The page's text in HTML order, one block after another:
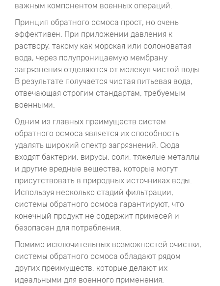
важным компонентом военных операций.
Принцип обратного осмоса прост, но очень
эффективен. При приложении давления к
раствору, такому как морская или солоноватая
вода, через полупроницаемую мембрану
загрязнения отделяются от молекул чистой воды.
В результате получается чистая питьевая вода,
отвечающая строгим стандартам, требуемым
военными.
Одним из главных преимуществ систем
обратного осмоса является их способность
удалять широкий спектр загрязнений. Сюда
входят бактерии, вирусы, соли, тяжелые металлы
и другие вредные вещества, которые могут
присутствовать в природных источниках воды.
Используя несколько стадий фильтрации,
системы обратного осмоса гарантируют, что
конечный продукт не содержит примесей и
безопасен для потребления.
Помимо исключительных возможностей очистки,
системы обратного осмоса обладают рядом
других преимуществ, которые делают их
идеальными для военного применения.